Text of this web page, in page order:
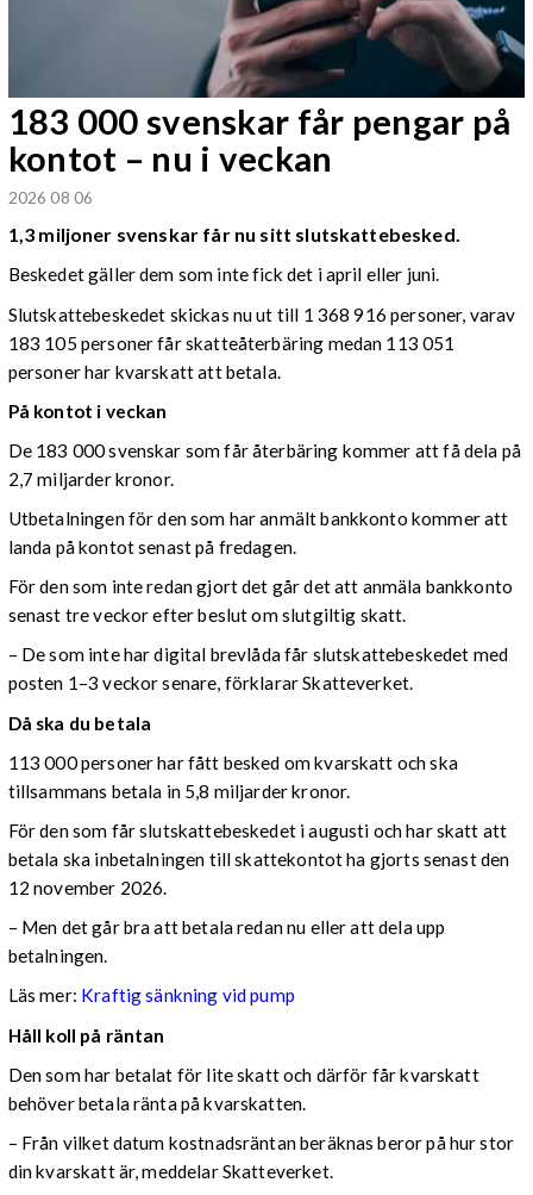
183 000 svenskar får pengar på
kontot – nu i veckan
2026 08 06
1,3 miljoner svenskar får nu sitt slutskattebesked.
Beskedet gäller dem som inte fick det i april eller juni.
Slutskattebeskedet skickas nu ut till 1 368 916 personer, varav
183 105 personer får skatteåterbäring medan 113 051
personer har kvarskatt att betala.
På kontot i veckan
De 183 000 svenskar som får återbäring kommer att få dela på
2,7 miljarder kronor.
Utbetalningen för den som har anmält bankkonto kommer att
landa på kontot senast på fredagen.
För den som inte redan gjort det går det att anmäla bankkonto
senast tre veckor efter beslut om slutgiltig skatt.
– De som inte har digital brevlåda får slutskattebeskedet med
posten 1–3 veckor senare, förklarar Skatteverket.
Då ska du betala
113 000 personer har fått besked om kvarskatt och ska
tillsammans betala in 5,8 miljarder kronor.
För den som får slutskattebeskedet i augusti och har skatt att
betala ska inbetalningen till skattekontot ha gjorts senast den
12 november 2026.
– Men det går bra att betala redan nu eller att dela upp
betalningen.
Läs mer: Kraftig sänkning vid pump
Håll koll på räntan
Den som har betalat för lite skatt och därför får kvarskatt
behöver betala ränta på kvarskatten.
– Från vilket datum kostnadsräntan beräknas beror på hur stor
din kvarskatt är, meddelar Skatteverket.